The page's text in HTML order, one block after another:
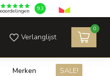
9.3
Verlanglijst
0
Merken SALE!